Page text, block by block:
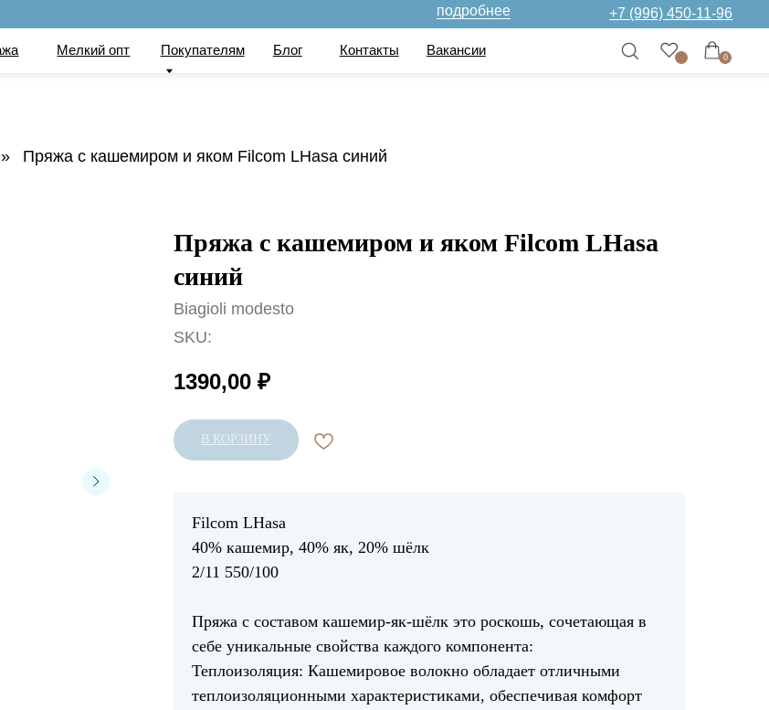
Покупателям Блог
Мелкий опт Контакты Вакансии
+7 (996) 450-11-96
» Пряжа с кашемиром и яком Filcom LHasa синий
Пряжа с кашемиром и яком Filcom LHasa
синий
Biagioli modesto
SKU:
1390,00 ₽
В КОРЗИНУ
Filcom LHasa
40% кашемир, 40% як, 20% шёлк
2/11 550/100
Пряжа с составом кашемир-як-шёлк это роскошь, сочетающая в
себе уникальные свойства каждого компонента:
Теплоизоляция: Кашемировое волокно обладает отличными
теплоизоляционными характеристиками, обеспечивая комфорт